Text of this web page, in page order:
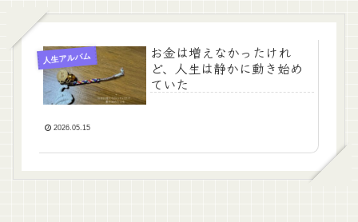
人生アルバム
お金は増えなかったけれ
ど、人生は静かに動き始め
ていた
2026.05.15